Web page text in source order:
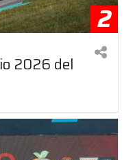
2
2026 del